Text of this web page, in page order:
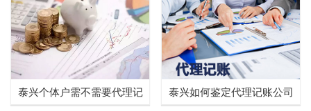
泰兴个体户需不需要代理记
泰兴如何鉴定代理记账公司